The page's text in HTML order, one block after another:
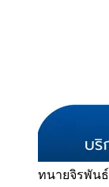
ทนายจิรพันธ์